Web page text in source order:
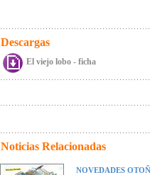
Descargas
El viejo lobo - ficha
Noticias Relacionadas
NOVEDADES